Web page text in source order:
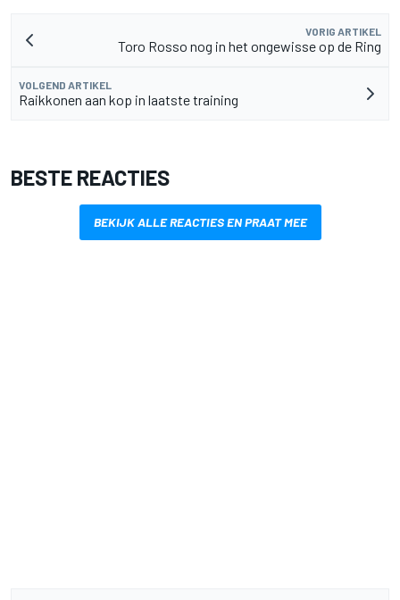
VORIG ARTIKEL
Toro Rosso nog in het ongewisse op de Ring
VOLGEND ARTIKEL
Raikkonen aan kop in laatste training
BESTE REACTIES
BEKIJK ALLE REACTIES EN PRAAT MEE